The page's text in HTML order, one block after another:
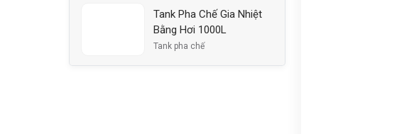
Tank Pha Chế Gia Nhiệt
Bằng Hơi 1000L
Tank pha chế